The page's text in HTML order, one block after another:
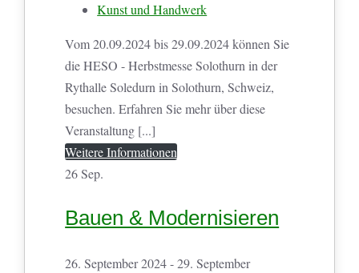
Kunst und Handwerk
Vom 20.09.2024 bis 29.09.2024 können Sie
die HESO - Herbstmesse Solothurn in der
Rythalle Soledurn in Solothurn, Schweiz,
besuchen. Erfahren Sie mehr über diese
Veranstaltung [...]
Weitere Informationen
26 Sep.
Bauen & Modernisieren
26. September 2024 - 29. September